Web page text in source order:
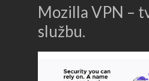
Mozilla VPN –
službu.